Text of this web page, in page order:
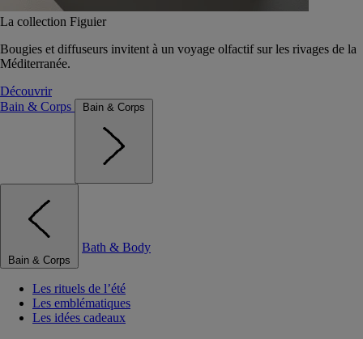
La collection Figuier
Bougies et diffuseurs invitent à un voyage olfactif sur les rivages de la
Méditerranée.
Découvrir
Bain & Corps
Bain & Corps
Bain & Corps
Bath & Body
Les rituels de l’été
Les emblématiques
Les idées cadeaux